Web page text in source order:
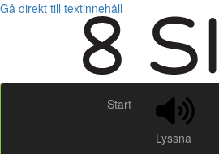
Gå direkt till textinnehåll
Start
Lyssna